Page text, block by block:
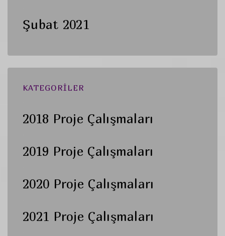
Şubat 2021
KATEGORILER
2018 Proje Çalışmaları
2019 Proje Çalışmaları
2020 Proje Çalışmaları
2021 Proje Çalışmaları